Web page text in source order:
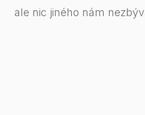
ale nic jiného nám